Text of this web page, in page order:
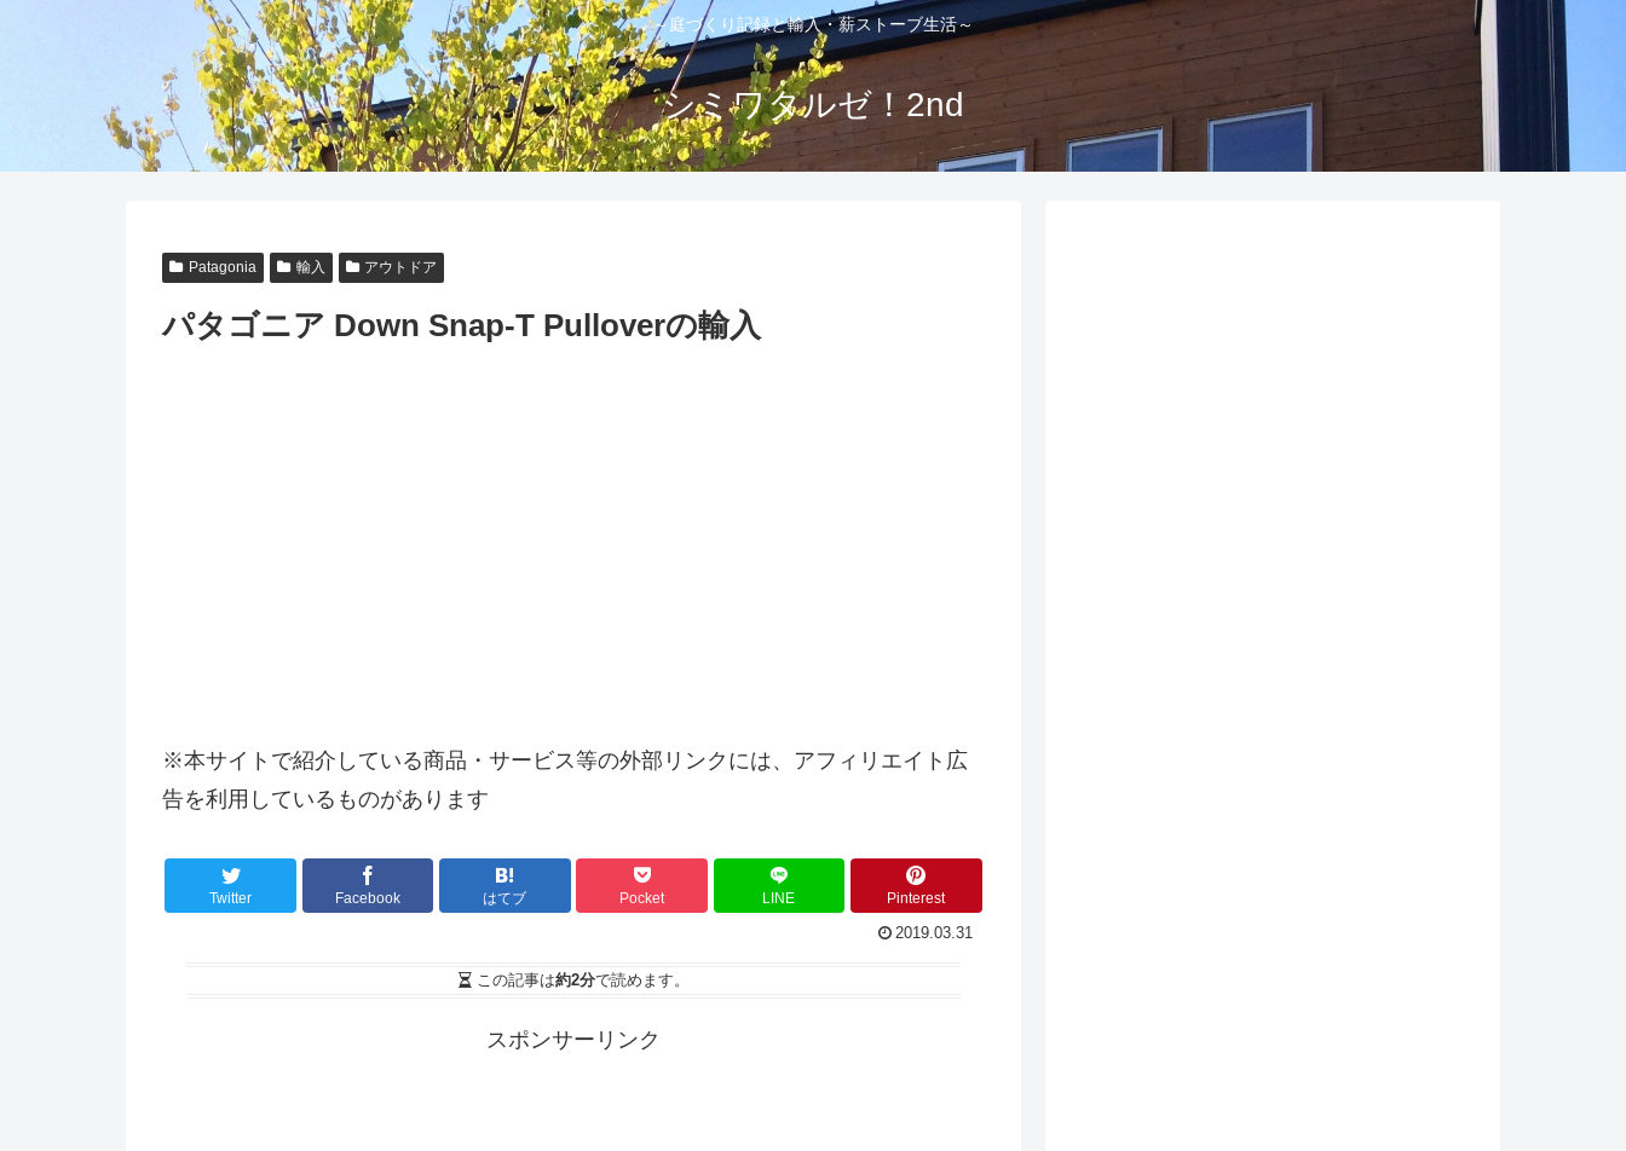
～庭づくり記録と輸入・薪ストーブ生活～
シミワタルゼ！2nd
Patagonia 輸入 アウトドア
パタゴニア Down Snap-T Pulloverの輸入
※本サイトで紹介している商品・サービス等の外部リンクには、アフィリエイト広
告を利用しているものがあります
Twitter Facebook はてブ Pocket LINE Pinterest
2019.03.31
この記事は約2分で読めます。
スポンサーリンク